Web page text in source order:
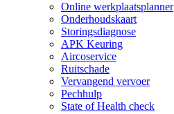
Online werkplaatsplanner
Onderhoudskaart
Storingsdiagnose
APK Keuring
Aircoservice
Ruitschade
Vervangend vervoer
Pechhulp
State of Health check